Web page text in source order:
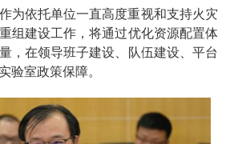
为依托单位一直高度重视和支持火灾
重组建设工作，将通过优化资源配置体
，在领导班子建设、队伍建设、平台
验室政策保障。